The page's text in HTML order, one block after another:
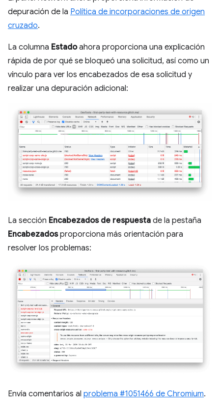
depuración de la Política de incorporaciones de origen
cruzado.
La columna Estadoahora proporciona una explicación
rápida de por qué se bloqueó una solicitud, así como un
vínculo para ver los encabezados de esa solicitud y
realizar una depuración adicional:
La sección Encabezados de respuesta de la pestaña
Encabezadosproporciona más orientación para
resolver los problemas:
Envía comentarios al problema #1051466 de Chromium.